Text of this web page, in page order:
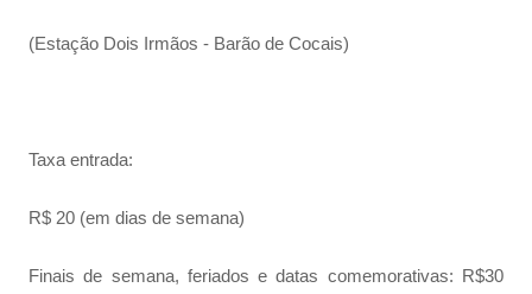
(Estação Dois Irmãos - Barão de Cocais)
Taxa entrada:
R$ 20 (em dias de semana)
Finais de semana, feriados e datas comemorativas: R$30